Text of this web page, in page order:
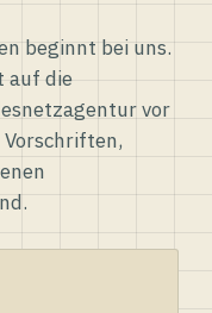
beginnt bei uns.
auf die
vor